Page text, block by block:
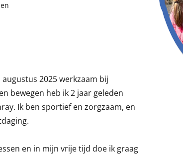
2025 werkzaam bij
bewegen heb ik 2 jaar geleden
Ik ben sportief en zorgzaam, en
en in mijn vrije tijd doe ik graag